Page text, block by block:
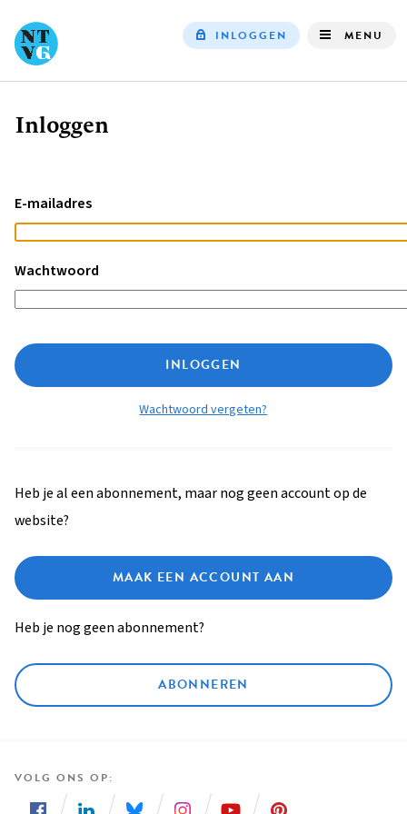
INLOGGEN MENU
Kruimelpad
Inloggen
E-mailadres
Wachtwoord
INLOGGEN
Wachtwoord vergeten?
Heb je al een abonnement, maar nog geen account op de
website?
MAAK EEN ACCOUNT AAN
Heb je nog geen abonnement?
ABONNEREN
VOLG ONS OP